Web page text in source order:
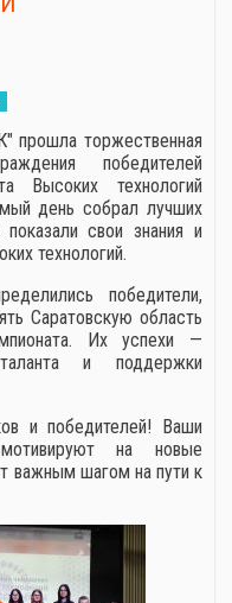
прошла торжественная
победителей
Высоких технологий
день собрал лучших
свои знания и
технологий.
победители,
Саратовскую область
Их успехи —
и поддержки
и победителей! Ваши
на новые
важным шагом на пути к